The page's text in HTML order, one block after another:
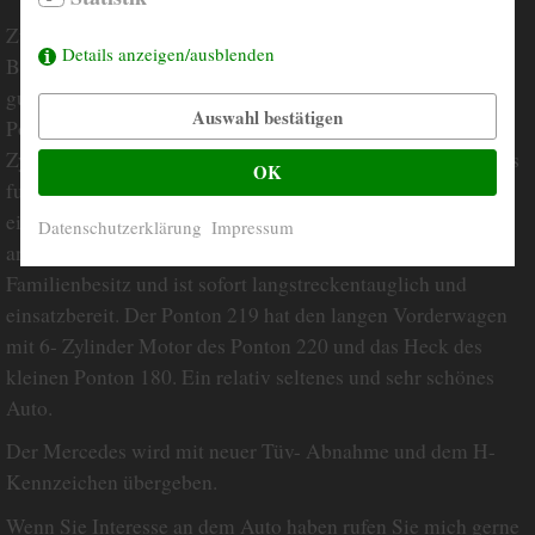
Zum Verkauf steht ein seltener und sehr schöner Mercedes
Benz 219 Ponton aus dem Jahr 1958. Das Fahrzeug hat eine
gut erhaltene Karosserie und gut gewartete Technik. Der
Ponton läuft sehr gut und fährt sich mit seinem weichen 6-
Zylinder Motor wunderbar. Die Schaltung ist exakt und alles
funktioniert wie es soll. Das Interieur ist von 1958 und hat
einige Gebrauchsspuren, ist aber trotzdem gepflegt und
ansehnlich. Es handelt sich um ein Auto aus langjährigem
Familienbesitz und ist sofort langstreckentauglich und
einsatzbereit. Der Ponton 219 hat den langen Vorderwagen
mit 6- Zylinder Motor des Ponton 220 und das Heck des
kleinen Ponton 180. Ein relativ seltenes und sehr schönes
Auto.
Der Mercedes wird mit neuer Tüv- Abnahme und dem H-
Kennzeichen übergeben.
Wenn Sie Interesse an dem Auto haben rufen Sie mich gerne
Details anzeigen/ausblenden
Auswahl bestätigen
OK
Datenschutzerklärung Impressum